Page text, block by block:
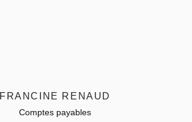
FRANCINE RENAUD
Comptes payables